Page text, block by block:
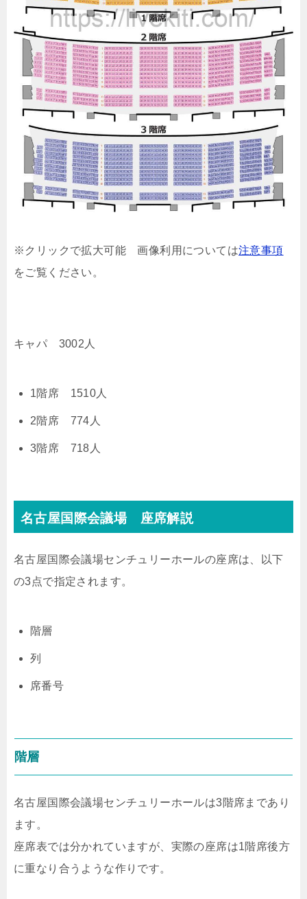
※クリックで拡大可能 画像利用については注意事項
をご覧ください。
キャパ 3002人
1階席 1510人
2階席 774人
3階席 718人
名古屋国際会議場 座席解説
名古屋国際会議場センチュリーホールの座席は、以下
の3点で指定されます。
階層
列
席番号
階層
名古屋国際会議場センチュリーホールは3階席まであり
ます。
座席表では分かれていますが、実際の座席は1階席後方
に重なり合うような作りです。